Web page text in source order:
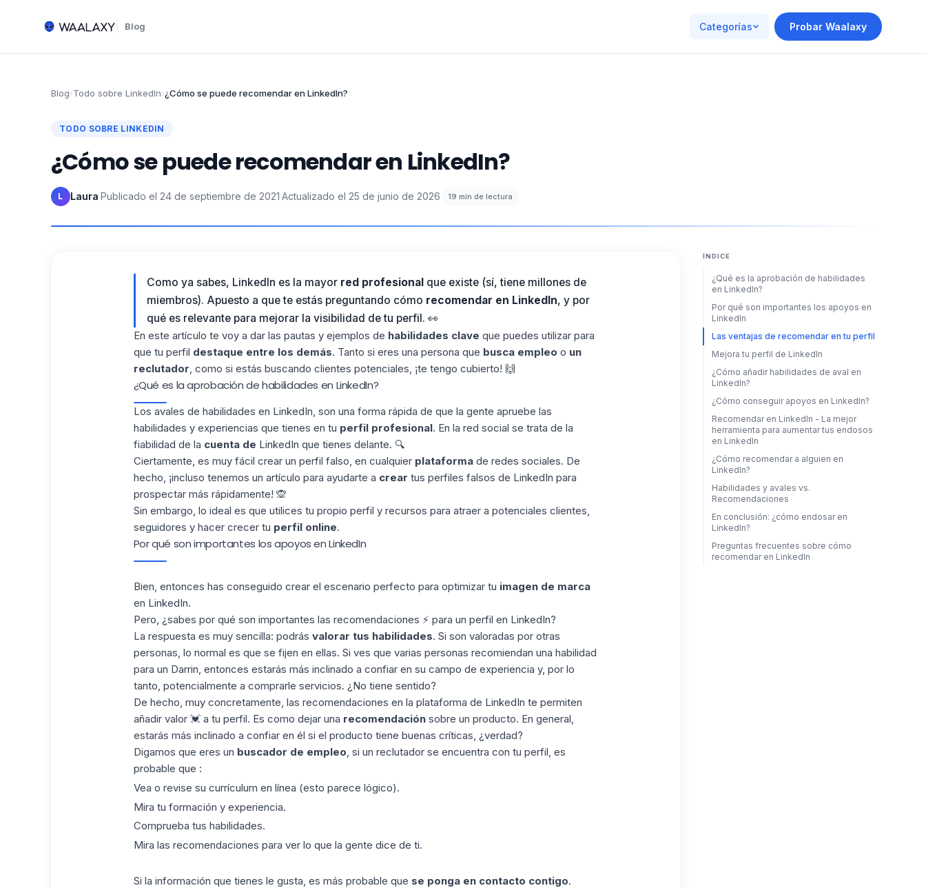
Blog Categorías Probar Waalaxy
Blog›Todo sobre LinkedIn›¿Cómo se puede recomendar en LinkedIn?
TODO SOBRE LINKEDIN
¿Cómo se puede recomendar en LinkedIn?
L Laura·Publicado el 24 de septiembre de 2021·Actualizado el 25 de junio de 2026· 19 min de lectura
Como ya sabes, LinkedIn es la mayor red profesionalque existe (sí, tiene millones de
miembros). Apuesto a que te estás preguntando cómo recomendar en LinkedIn, y por
qué es relevante para mejorar la visibilidad de tu perfil. 👀
En este artículo te voy a dar las pautas y ejemplos de habilidades clave que puedes utilizar para
que tu perfil destaque entre los demás. Tanto si eres una persona que busca empleo o un
reclutador, como si estás buscando clientes potenciales, ¡te tengo cubierto! 🙌
¿Qué es la aprobación de habilidades en LinkedIn?
Los avales de habilidades en LinkedIn, son una forma rápida de que la gente apruebe las
habilidades y experiencias que tienes en tu perfil profesional. En la red social se trata de la
fiabilidad de la cuenta de LinkedIn que tienes delante. 🔍
Ciertamente, es muy fácil crear un perfil falso, en cualquier plataformade redes sociales. De
hecho, ¡incluso tenemos un artículo para ayudarte a crear tus perfiles falsos de LinkedIn para
prospectar más rápidamente! 🙊
Sin embargo, lo ideal es que utilices tu propio perfil y recursos para atraer a potenciales clientes,
seguidores y hacer crecer tu perfil online.
Por qué son importantes los apoyos en LinkedIn
Bien, entonces has conseguido crear el escenario perfecto para optimizar tu imagen de marca
en LinkedIn.
Pero, ¿sabes por qué son importantes las recomendaciones ⚡ para un perfil en LinkedIn?
La respuesta es muy sencilla: podrás valorar tus habilidades. Si son valoradas por otras
personas, lo normal es que se fijen en ellas. Si ves que varias personas recomiendan una habilidad
para un Darrin, entonces estarás más inclinado a confiar en su campo de experiencia y, por lo
tanto, potencialmente a comprarle servicios. ¿No tiene sentido?
De hecho, muy concretamente, las recomendaciones en la plataforma de LinkedIn te permiten
añadir valor 💓 a tu perfil. Es como dejar una recomendaciónsobre un producto. En general,
estarás más inclinado a confiar en él si el producto tiene buenas críticas, ¿verdad?
Digamos que eres un buscador de empleo, si un reclutador se encuentra con tu perfil, es
probable que :
Vea o revise su currículum en línea (esto parece lógico).
Mira tu formación y experiencia.
Comprueba tus habilidades.
Mira las recomendaciones para ver lo que la gente dice de ti.
Si la información que tienes le gusta, es más probable que se ponga en contacto contigo.
ÍNDICE
¿Qué es la aprobación de habilidades
en LinkedIn?
Por qué son importantes los apoyos en
LinkedIn
Las ventajas de recomendar en tu perfil
Mejora tu perfil de LinkedIn
¿Cómo añadir habilidades de aval en
LinkedIn?
¿Cómo conseguir apoyos en LinkedIn?
Recomendar en LinkedIn - La mejor
herramienta para aumentar tus endosos
en LinkedIn
¿Cómo recomendar a alguien en
LinkedIn?
Habilidades y avales vs.
Recomendaciones
En conclusión: ¿cómo endosar en
LinkedIn?
Preguntas frecuentes sobre cómo
recomendar en LinkedIn